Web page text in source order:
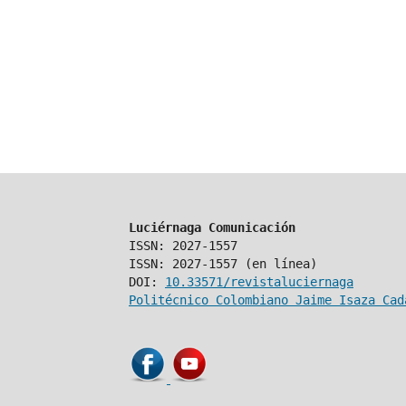
Luciérnaga Comunicación
ISSN: 2027-1557
ISSN: 2027-1557 (en línea)
DOI: 10.33571/revistaluciernaga
Politécnico Colombiano Jaime Isaza